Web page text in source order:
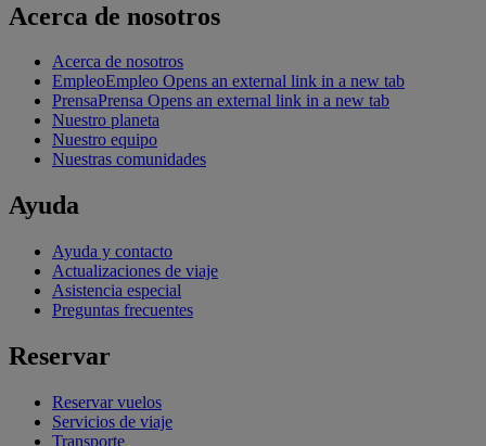
Acerca de nosotros
Acerca de nosotros
EmpleoEmpleo Opens an external link in a new tab
PrensaPrensa Opens an external link in a new tab
Nuestro planeta
Nuestro equipo
Nuestras comunidades
Ayuda
Ayuda y contacto
Actualizaciones de viaje
Asistencia especial
Preguntas frecuentes
Reservar
Reservar vuelos
Servicios de viaje
Transporte